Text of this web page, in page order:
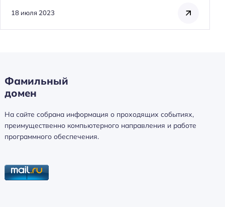
18 июля 2023
Фамильный
домен
На сайте собрана информация о проходящих событиях,
преимущественно компьютерного направления и работе
программного обеспечения.
Н
а
т
и
: